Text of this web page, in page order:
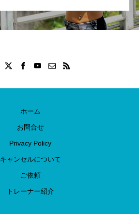
ホーム
お問合せ
Privacy Policy
キャンセルについて
ご依頼
トレーナー紹介